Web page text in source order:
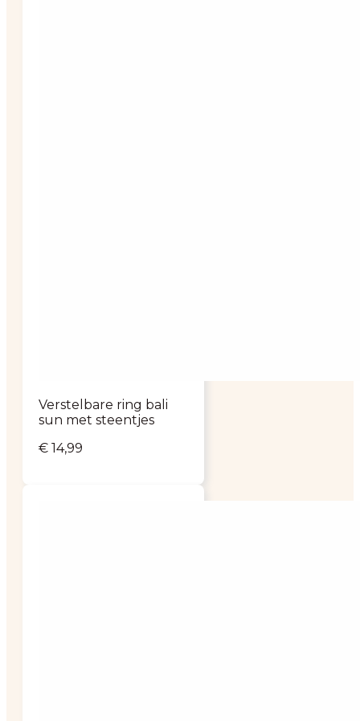
Verstelbare ring bali
sun met steentjes
€ 14,99